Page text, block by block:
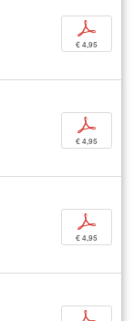
p
€ 4,95
p
€ 4,95
p
€ 4,95